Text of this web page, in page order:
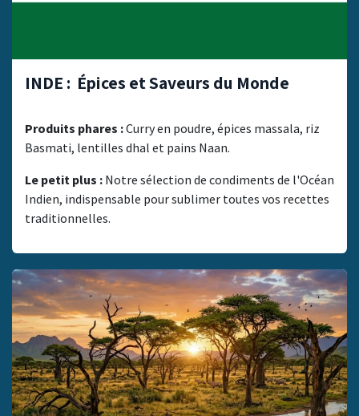
INDE : Épices et Saveurs du Monde
Produits phares :Curry en poudre, épices massala, riz
Basmati, lentilles dhal et pains Naan.
Le petit plus : Notre sélection de condiments de l'Océan
Indien, indispensable pour sublimer toutes vos recettes
traditionnelles.